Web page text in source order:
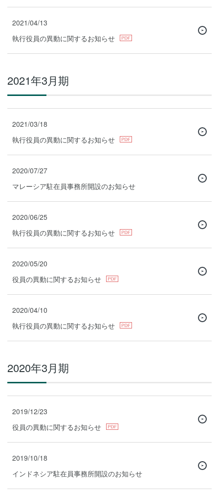
2021/04/13
執行役員の異動に関するお知らせ
2021年3月期
2021/03/18
執行役員の異動に関するお知らせ
2020/07/27
マレーシア駐在員事務所開設のお知らせ
2020/06/25
執行役員の異動に関するお知らせ
2020/05/20
役員の異動に関するお知らせ
2020/04/10
執行役員の異動に関するお知らせ
2020年3月期
2019/12/23
役員の異動に関するお知らせ
2019/10/18
インドネシア駐在員事務所開設のお知らせ